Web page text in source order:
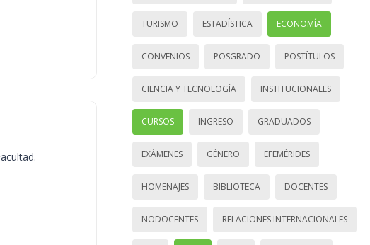
TURISMO ESTADÍSTICA ECONOMÍA
CONVENIOS POSGRADO POSTÍTULOS
CIENCIA Y TECNOLOGÍA INSTITUCIONALES
CURSOS INGRESO GRADUADOS
EXÁMENES GÉNERO EFEMÉRIDES
HOMENAJES BIBLIOTECA DOCENTES
NODOCENTES RELACIONES INTERNACIONALES